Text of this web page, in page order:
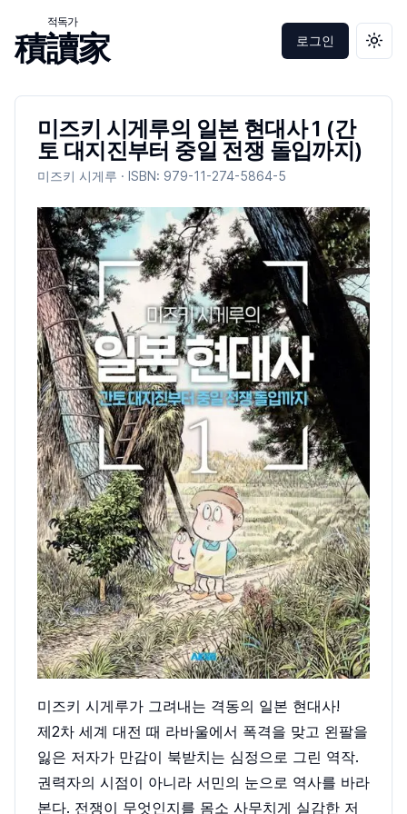
積讀家
적독가
로그인 테마
미즈키 시게루의 일본 현대사 1 (간
토 대지진부터 중일 전쟁 돌입까지)
미즈키 시게루 · ISBN: 979-11-274-5864-5
미즈키 시게루가 그려내는 격동의 일본 현대사!
제2차 세계 대전 때 라바울에서 폭격을 맞고 왼팔을
잃은 저자가 만감이 북받치는 심정으로 그린 역작.
권력자의 시점이 아니라 서민의 눈으로 역사를 바라
본다. 전쟁이 무엇인지를 몸소 사무치게 실감한 저